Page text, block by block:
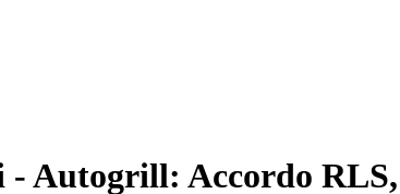
Autogrill: Accordo